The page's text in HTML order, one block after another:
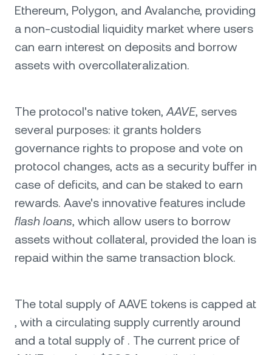
Ethereum, Polygon, and Avalanche, providing
a non-custodial liquidity market where users
can earn interest on deposits and borrow
assets with overcollateralization.
The protocol's native token,AAVE, serves
several purposes: it grants holders
governance rights to propose and vote on
protocol changes, acts as a security buffer in
case of deficits, and can be staked to earn
rewards. Aave's innovative features include
flash loans, which allow users to borrow
assets without collateral, provided the loan is
repaid within the same transaction block.
The total supply of AAVE tokens is capped at
, with a circulating supply currently around
and a total supply of . The current price of